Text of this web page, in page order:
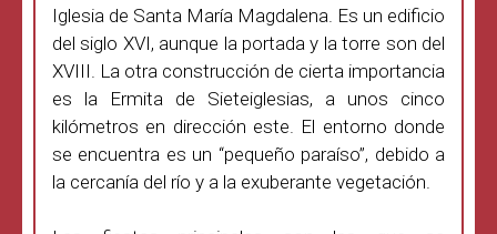
Iglesia de Santa María Magdalena. Es un edificio
del siglo XVI, aunque la portada y la torre son del
XVIII. La otra construcción de cierta importancia
es la Ermita de Sieteiglesias, a unos cinco
kilómetros en dirección este. El entorno donde
se encuentra es un “pequeño paraíso”, debido a
la cercanía del río y a la exuberante vegetación.